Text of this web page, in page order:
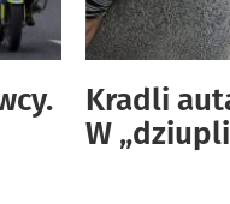
Kradli
W